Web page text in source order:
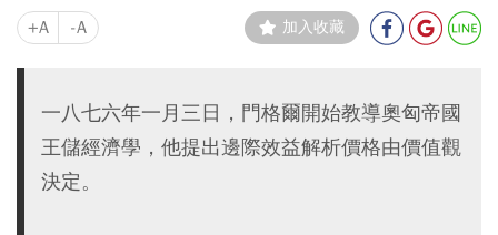
+A -A 加入收藏
一八七六年一月三日，門格爾開始教導奧匈帝國
王儲經濟學，他提出邊際效益解析價格由價值觀
決定。